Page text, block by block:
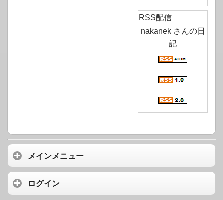
RSS配信
nakanek さんの日
記
メインメニュー
ログイン